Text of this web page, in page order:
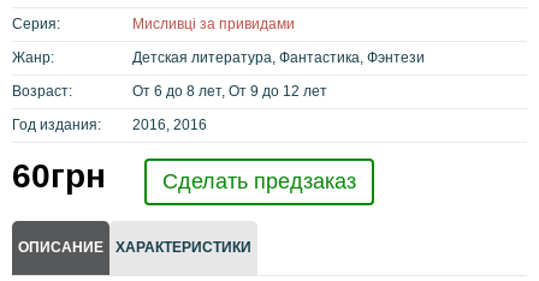
Серия:
Мисливці за привидами
Жанр:
Детская литература, Фантастика, Фэнтези
Возраст:
От 6 до 8 лет, От 9 до 12 лет
Год издания:
2016, 2016
60грн Сделать предзаказ
ОПИСАНИЕ ХАРАКТЕРИСТИКИ